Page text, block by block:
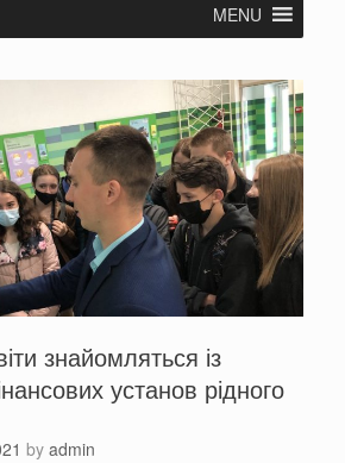
MENU
знайомляться із
установ рідного
by admin